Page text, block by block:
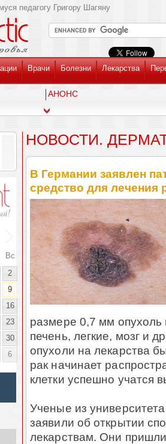
педагогу Григору Шагяну
Врачи Болезни Лекарства
АНОНС
Вс
2
9
16
23
30
6
НОВОСТИ.
В Германии заявлен
средство для лечения
размере 0,7 мм опухоль
печень, легкие, мозг и
опухоли на лекарства
рак начинает
клетки успешно учатся
Ученые из
заявили об открытии
лекарствам. Они